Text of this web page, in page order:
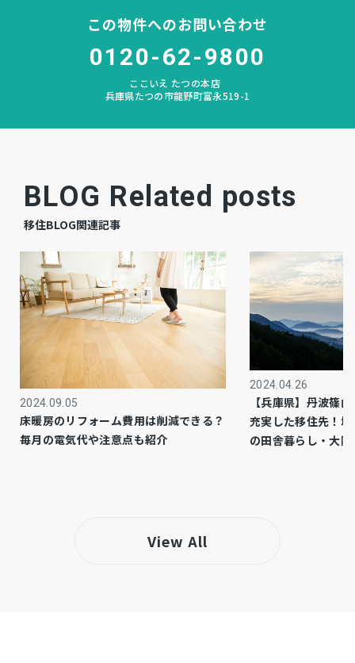
神部
揖保川
引渡時期 相談
駐車場
上水道 公共
公共
プロパン個別
市街化区域
・洪水:浸水想定3.0ｍ~5.0ｍの区域(兵庫県CG
この物件へのお問い合わせ
0120-62-9800
ここいえ たつの本店
兵庫県たつの市龍野町富永519-1
BLOG Related posts
移住BLOG関連記事
2024.09.05
床暖房のリフォーム費用は削減できる？
毎月の電気代や注意点も紹介
2024.04.26
【兵庫県】丹波篠
充実した移住先！
の田舎暮らし・大
View All